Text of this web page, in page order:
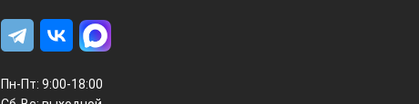
Пн-Пт: 9:00-18:00